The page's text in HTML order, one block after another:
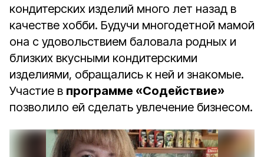
кондитерских изделий много лет назад в
качестве хобби. Будучи многодетной мамой
она с удовольствием баловала родных и
близких вкусными кондитерскими
изделиями, обращались к ней и знакомые.
Участие в программе «Содействие»
позволило ей сделать увлечение бизнесом.